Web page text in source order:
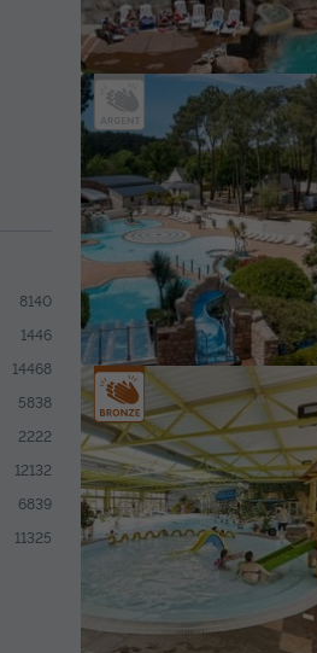
8140
1446
14468
5838
2222
12132
6839
11325